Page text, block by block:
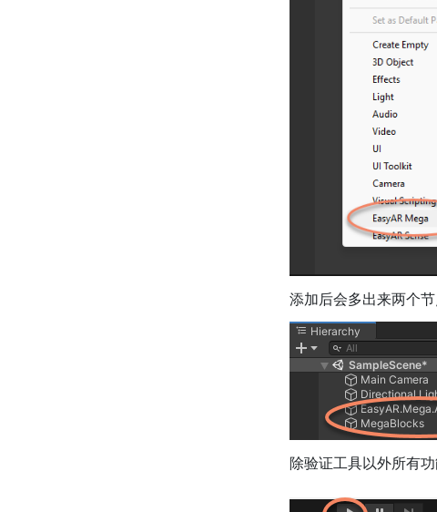
添加后会多出来两个节
除验证工具以外所有